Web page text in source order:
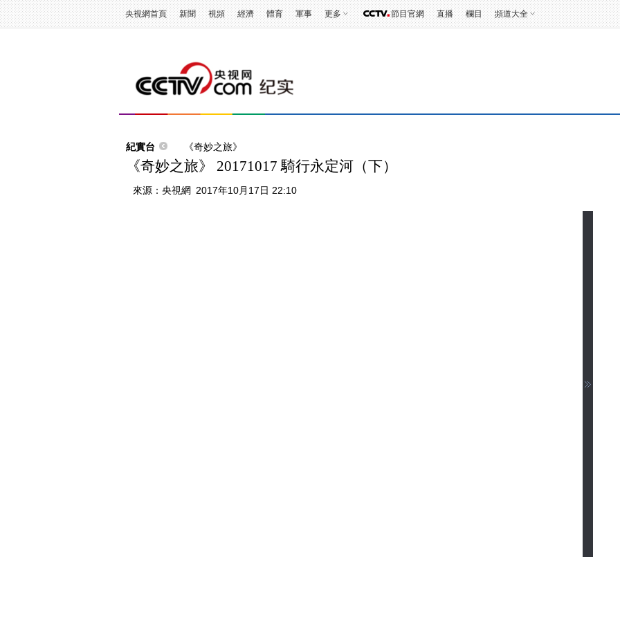
央視網首頁 新聞 視頻 經濟 體育 軍事 更多 節目官網 直播 欄目 頻道大全
紀實台 《奇妙之旅》
《奇妙之旅》 20171017 騎行永定河（下）
來源： 央視網 2017年10月17日 22:10